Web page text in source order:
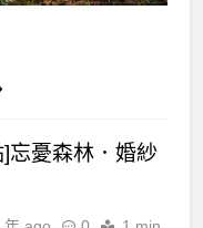
忘憂森林．婚紗